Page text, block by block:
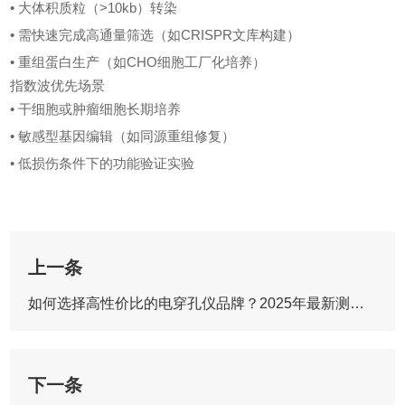
• 大体积质粒（>10kb）转染
• 需快速完成高通量筛选（如CRISPR文库构建）
• 重组蛋白生产（如CHO细胞工厂化培养）
指数波优先场景
• 干细胞或肿瘤细胞长期培养
• 敏感型基因编辑（如同源重组修复）
• 低损伤条件下的功能验证实验
上一条
如何选择高性价比的电穿孔仪品牌？2025年最新测评推荐
下一条